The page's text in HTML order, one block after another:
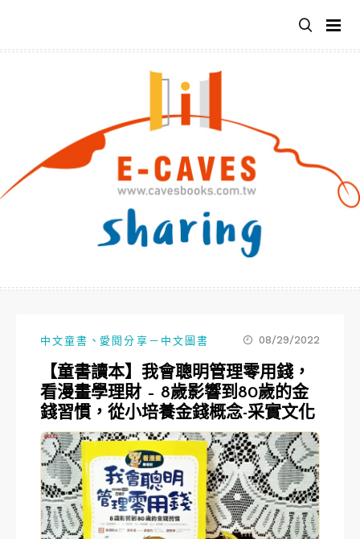
主
中文童書 、 愛閱分享－中文圖書 08/29/2022
【童書讀本】我會聰明管理零用錢，
看漫畫學理財 – 8歲影響到80歲的金
錢習慣，從小培養金錢概念-采實文化